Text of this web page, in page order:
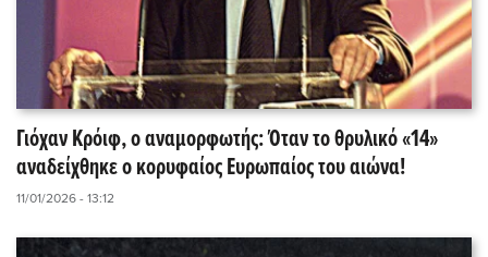
Γιόχαν Κρόιφ, ο αναμορφωτής: Όταν το θρυλικό «14»
αναδείχθηκε o κορυφαίος Ευρωπαίος του αιώνα!
11/01/2026 - 13:12